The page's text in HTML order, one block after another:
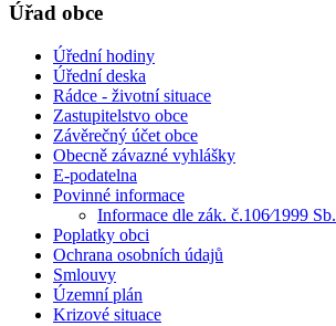
Úřad obce
Úřední hodiny
Úřední deska
Rádce - životní situace
Zastupitelstvo obce
Závěrečný účet obce
Obecně závazné vyhlášky
E-podatelna
Povinné informace
Informace dle zák. č.106⁄1999 Sb.
Poplatky obci
Ochrana osobních údajů
Smlouvy
Územní plán
Krizové situace